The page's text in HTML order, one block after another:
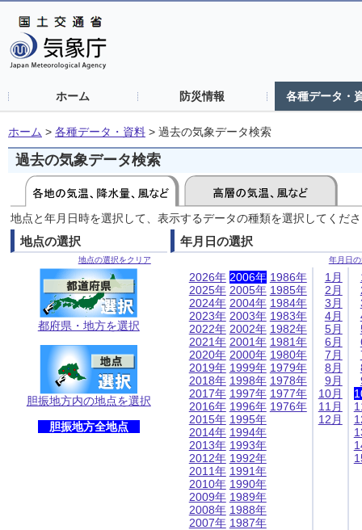
ホーム 防災情報 各種データ・
ホーム > 各種データ・資料 > 過去の気象データ検索
過去の気象データ検索
地点と年月日時を選択して、表示するデータの種類を選択してくだ
地点の選択
地点の選択をクリア
都府県・地方を選択
胆振地方内の地点を選択
胆振地方全地点
年月日の選択
年月日
2026年
2025年
2024年
2023年
2022年
2021年
2020年
2019年
2018年
2017年
2016年
2015年
2014年
2013年
2012年
2011年
2010年
2009年
2008年
2007年
2006年
2005年
2004年
2003年
2002年
2001年
2000年
1999年
1998年
1997年
1996年
1995年
1994年
1993年
1992年
1991年
1990年
1989年
1988年
1987年
1986年
1985年
1984年
1983年
1982年
1981年
1980年
1979年
1978年
1977年
1976年
1月
2月
3月
4月
5月
6月
7月
8月
9月
10月
11月
12月